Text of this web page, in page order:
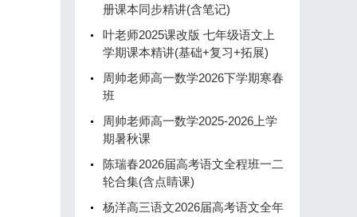
册课本同步精讲(含笔记)
叶老师2025课改版 七年级语文上
学期课本精讲(基础+复习+拓展)
周帅老师高一数学2026下学期寒春
班
周帅老师高一数学2025-2026上学
期暑秋课
陈瑞春2026届高考语文全程班一二
轮合集(含点睛课)
杨洋高三语文2026届高考语文全年